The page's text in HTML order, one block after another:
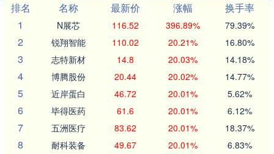
排名
名称 最新价 涨幅
换手率
1
N展芯 116.52 396.89% 79.39%
2 锐翔智能 110.02 20.21% 16.80%
3 志特新材 14.8 20.03% 14.18%
4 博腾股份 20.44 20.02% 14.77%
5 近岸蛋白 46.72 20.01% 5.62%
6 毕得医药 61.6 20.01% 6.12%
7 五洲医疗 83.62 20.01% 18.37%
8 耐科装备 49.67 20.01% 6.83%